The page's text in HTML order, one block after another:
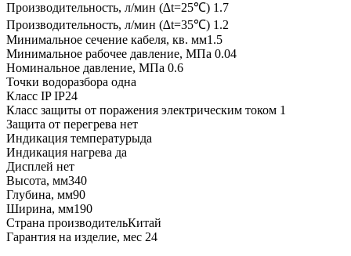
Производительность, л/мин (∆t=25℃) 1.7
Производительность, л/мин (∆t=35℃) 1.2
Минимальное сечение кабеля, кв. мм1.5
Минимальное рабочее давление, МПа 0.04
Номинальное давление, МПа 0.6
Точки водоразбора одна
Класс IP IP24
Класс защиты от поражения электрическим током 1
Защита от перегрева нет
Индикация температурыда
Индикация нагрева да
Дисплей нет
Высота, мм340
Глубина, мм90
Ширина, мм190
Страна производительКитай
Гарантия на изделие, мес 24